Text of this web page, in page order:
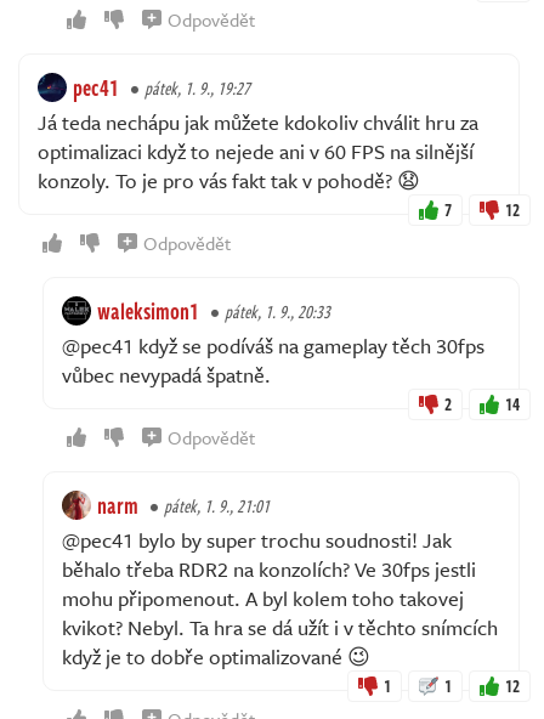
Odpovědět
pec41 pátek, 1. 9., 19:27
Já teda nechápu jak můžete kdokoliv chválit hru za
optimalizaci když to nejede ani v 60 FPS na silnější
konzoly. To je pro vás fakt tak v pohodě? 😧
7 12
Odpovědět
waleksimon1 pátek, 1. 9., 20:33
@pec41 když se podíváš na gameplay těch 30fps
vůbec nevypadá špatně.
2 14
Odpovědět
narm pátek, 1. 9., 21:01
@pec41 bylo by super trochu soudnosti! Jak
běhalo třeba RDR2 na konzolích? Ve 30fps jestli
mohu připomenout. A byl kolem toho takovej
kvikot? Nebyl. Ta hra se dá užít i v těchto snímcích
když je to dobře optimalizované 😉
1 1 12